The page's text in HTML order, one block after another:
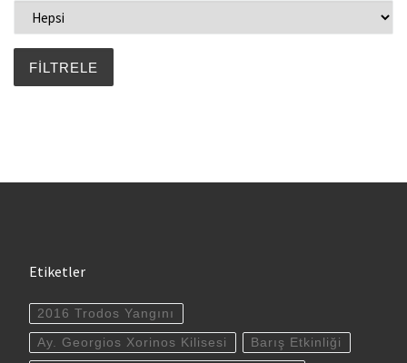
Etiketler
2016 Trodos Yangını
Ay. Georgios Xorinos Kilisesi Barış Etkinliği